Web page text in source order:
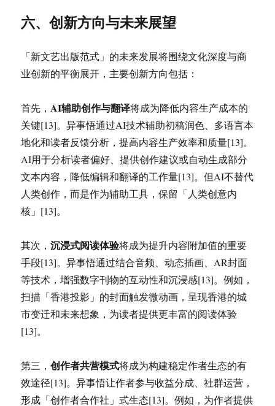
六、创新方向与未来展望
「新文艺出版范式」的未来发展将围绕文化深度与商
业创新的平衡展开，主要创新方向包括：
首先， AI辅助创作与翻译将成为降低内容生产成本的
关键[13]。异事悟通过AI技术辅助初稿润色、多语言本
地化和读者反馈分析，提高内容生产效率和质量[13]。
AI用于分析读者偏好、提供创作建议或自动生成部分
文本内容，降低编辑和翻译的工作量[13]。但AI不替代
人类创作，而是作为辅助工具，保留「人类创意内
核」[13]。
其次，沉浸式阅读体验将成为提升内容附加值的重要
手段[13]。异事悟通过结合音频、动态插画、AR封面
等技术，增强数字刊物的互动性和沉浸感[13]。例如，
扫描「香港投影」的封面触发微动画，呈现香港的城
市变迁和未来想象，为读者提供更丰富的阅读体验
[13]。
第三，创作者共营模式将成为构建稳定作者生态的有
效途径[13]。异事悟让作者参与收益分成、社群运营，
形成「创作者合作社」式生态[13]。例如，为作者提供